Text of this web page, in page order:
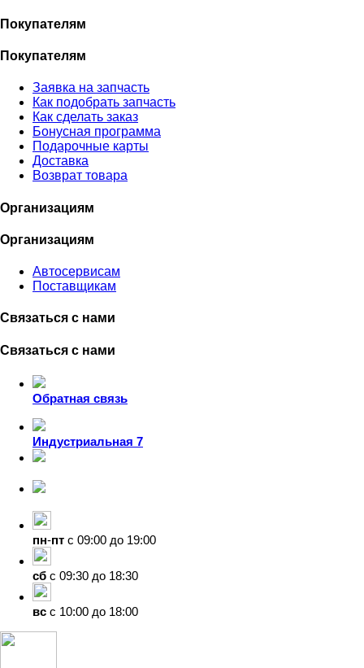
Покупателям
Покупателям
Заявка на запчасть
Как подобрать запчасть
Как сделать заказ
Бонусная программа
Подарочные карты
Доставка
Возврат товара
Организациям
Организациям
Автосервисам
Поставщикам
Связаться с нами
Связаться с нами
Обратная связь
Индустриальная 7
пн-пт с 09:00 до 19:00
сб с 09:30 до 18:30
вс с 10:00 до 18:00